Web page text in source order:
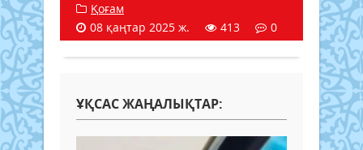
Қоғам
08 қаңтар 2025 ж.
413 0
ҰҚСАС ЖАҢАЛЫҚТАР: